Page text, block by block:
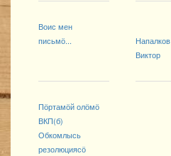
Воис мен
письмӧ...
Напалков
Виктор
Пӧртамӧй олӧмӧ
ВКП(б)
Обкомлысь
резолюциясӧ